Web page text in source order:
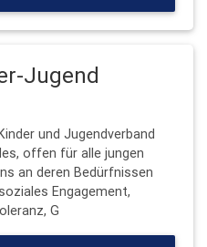
Jugend
und Jugendverband
offen für alle jungen
an deren Bedürfnissen
Engagement,
G